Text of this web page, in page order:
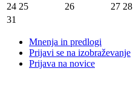
24 25 26 27 28
31
Mnenja in predlogi
Prijavi se na izobraževanje
Prijava na novice